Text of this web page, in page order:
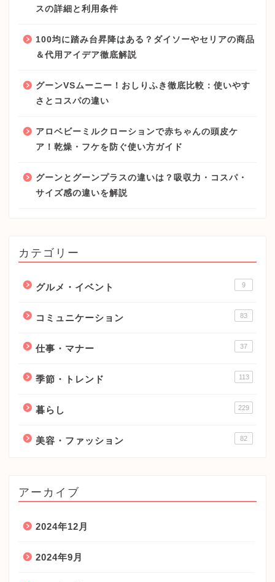
スの詳細と利用条件
100均に踏み台昇降はある？ダイソーやセリアの商品
＆代用アイデア徹底解説
グーンVSムーニー！おしりふき徹底比較：使いやす
さとコスパの違い
アロベビーミルクローションで赤ちゃんの頭皮ケ
ア！乾燥・フケを防ぐ使い方ガイド
グーンとグーンプラスの違いは？吸収力・コスパ・
サイズ感の違いを解説
カテゴリー
グルメ・イベント 9
コミュニケーション 83
仕事・マナー 37
季節・トレンド 113
暮らし 229
美容・ファッション 82
アーカイブ
2024年12月
2024年9月